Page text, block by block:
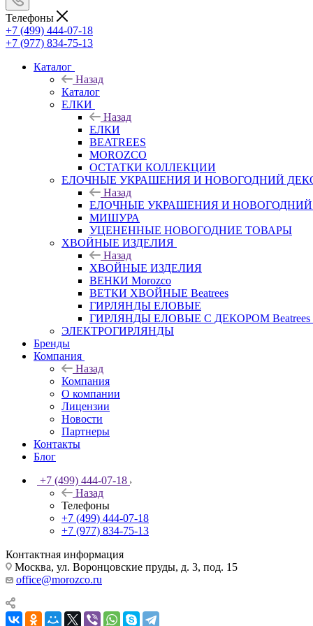
Телефоны
+7 (499) 444-07-18
+7 (977) 834-75-13
Каталог
Назад
Каталог
ЕЛКИ
Назад
ЕЛКИ
BEATREES
MOROZCO
ОСТАТКИ КОЛЛЕКЦИИ
ЕЛОЧНЫЕ УКРАШЕНИЯ И НОВОГОДНИЙ
Назад
ЕЛОЧНЫЕ УКРАШЕНИЯ И НОВОГОДНИЙ
МИШУРА
УЦЕНЕННЫЕ НОВОГОДНИЕ ТОВАРЫ
ХВОЙНЫЕ ИЗДЕЛИЯ
Назад
ХВОЙНЫЕ ИЗДЕЛИЯ
ВЕНКИ Morozco
ВЕТКИ ХВОЙНЫЕ Beatrees
ГИРЛЯНДЫ ЕЛОВЫЕ
ГИРЛЯНДЫ ЕЛОВЫЕ С ДЕКОРОМ Beatrees
ЭЛЕКТРОГИРЛЯНДЫ
Бренды
Компания
Назад
Компания
О компании
Лицензии
Новости
Партнеры
Контакты
Блог
+7 (499) 444-07-18
Назад
Телефоны
+7 (499) 444-07-18
+7 (977) 834-75-13
Контактная информация
Москва, ул. Воронцовские пруды, д. 3, под. 15
office@morozco.ru